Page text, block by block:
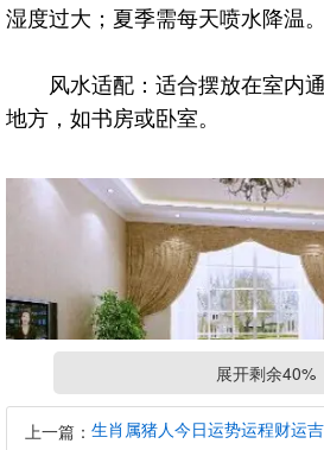
湿度过大；夏季需每天喷水降温。
风水适配：适合摆放在室内
地方，如书房或卧室。
展开剩余40%
上一篇：